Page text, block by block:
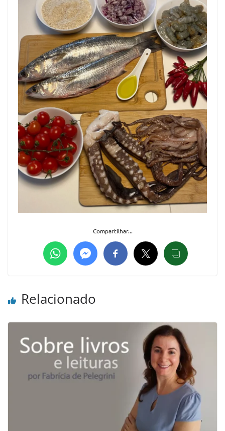
Compartilhar...
Relacionado